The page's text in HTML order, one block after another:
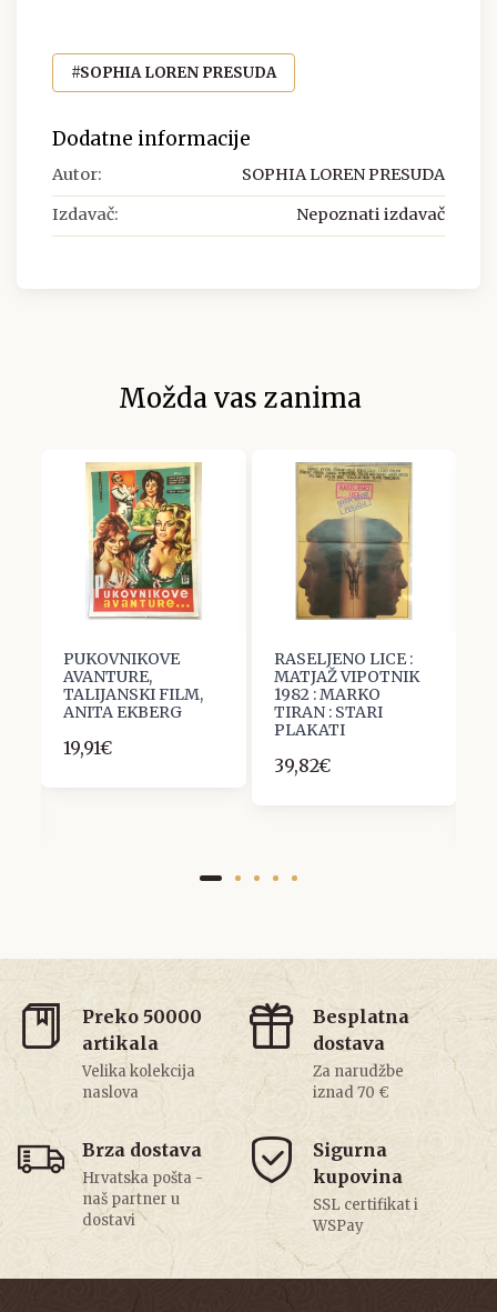
#SOPHIA LOREN PRESUDA
Dodatne informacije
Autor: SOPHIA LOREN PRESUDA
Izdavač: Nepoznati izdavač
Možda vas zanima
PUKOVNIKOVE
AVANTURE,
TALIJANSKI FILM,
ANITA EKBERG
19,91€
RASELJENO LICE :
MATJAŽ VIPOTNIK
1982 : MARKO
TIRAN : STARI
PLAKATI
39,82€
Preko 50000
artikala
Velika kolekcija
naslova
Besplatna
dostava
Za narudžbe
iznad 70 €
Brza dostava
Hrvatska pošta -
naš partner u
dostavi
Sigurna
kupovina
SSL certifikat i
WSPay